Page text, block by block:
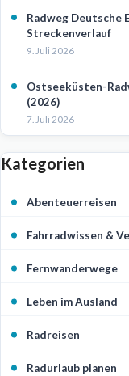
Radweg Deutsche
Streckenverlauf
9. Juli 2026
Ostseeküsten-
(2026)
7. Juli 2026
Kategorien
Abenteuerreisen
Fahrradwissen &
Fernwanderwege
Leben im Ausland
Radreisen
Radurlaub planen